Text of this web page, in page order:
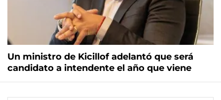
Un ministro de Kicillof adelantó que será
candidato a intendente el año que viene